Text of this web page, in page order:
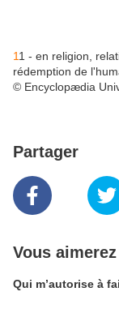
11 - en religion,
rédemption de
© Encyclopædia
Partager
Vous
Qui m’autorise à